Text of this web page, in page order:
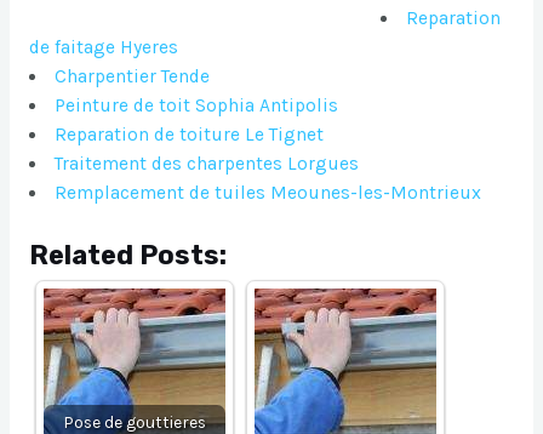
Reparation
de faitage Hyeres
Charpentier Tende
Peinture de toit Sophia Antipolis
Reparation de toiture Le Tignet
Traitement des charpentes Lorgues
Remplacement de tuiles Meounes-les-Montrieux
Related Posts:
Pose de gouttieres